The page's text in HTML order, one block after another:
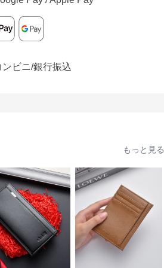
ンビニ/銀行振込
もっと見る